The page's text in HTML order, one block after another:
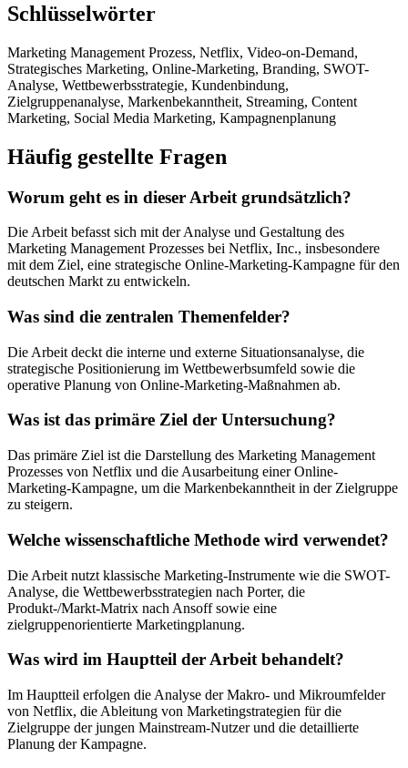
Schlüsselwörter
Marketing Management Prozess, Netflix, Video-on-Demand,
Strategisches Marketing, Online-Marketing, Branding, SWOT-
Analyse, Wettbewerbsstrategie, Kundenbindung,
Zielgruppenanalyse, Markenbekanntheit, Streaming, Content
Marketing, Social Media Marketing, Kampagnenplanung
Häufig gestellte Fragen
Worum geht es in dieser Arbeit grundsätzlich?
Die Arbeit befasst sich mit der Analyse und Gestaltung des
Marketing Management Prozesses bei Netflix, Inc., insbesondere
mit dem Ziel, eine strategische Online-Marketing-Kampagne für den
deutschen Markt zu entwickeln.
Was sind die zentralen Themenfelder?
Die Arbeit deckt die interne und externe Situationsanalyse, die
strategische Positionierung im Wettbewerbsumfeld sowie die
operative Planung von Online-Marketing-Maßnahmen ab.
Was ist das primäre Ziel der Untersuchung?
Das primäre Ziel ist die Darstellung des Marketing Management
Prozesses von Netflix und die Ausarbeitung einer Online-
Marketing-Kampagne, um die Markenbekanntheit in der Zielgruppe
zu steigern.
Welche wissenschaftliche Methode wird verwendet?
Die Arbeit nutzt klassische Marketing-Instrumente wie die SWOT-
Analyse, die Wettbewerbsstrategien nach Porter, die
Produkt-/Markt-Matrix nach Ansoff sowie eine
zielgruppenorientierte Marketingplanung.
Was wird im Hauptteil der Arbeit behandelt?
Im Hauptteil erfolgen die Analyse der Makro- und Mikroumfelder
von Netflix, die Ableitung von Marketingstrategien für die
Zielgruppe der jungen Mainstream-Nutzer und die detaillierte
Planung der Kampagne.